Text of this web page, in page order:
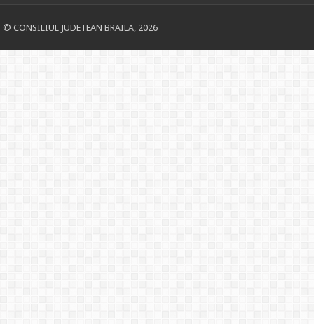
© CONSILIUL JUDETEAN BRAILA, 2026